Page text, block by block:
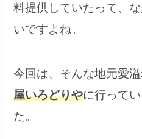
料提供していたって、
いですよね。
今回は、そんな地元愛
屋いろどりやに行って
た。